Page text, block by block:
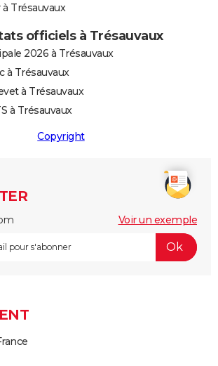
Trésauvaux
officiels à Trésauvaux
2026 à Trésauvaux
à Trésauvaux
à Trésauvaux
à Trésauvaux
Copyright
Voir un exemple